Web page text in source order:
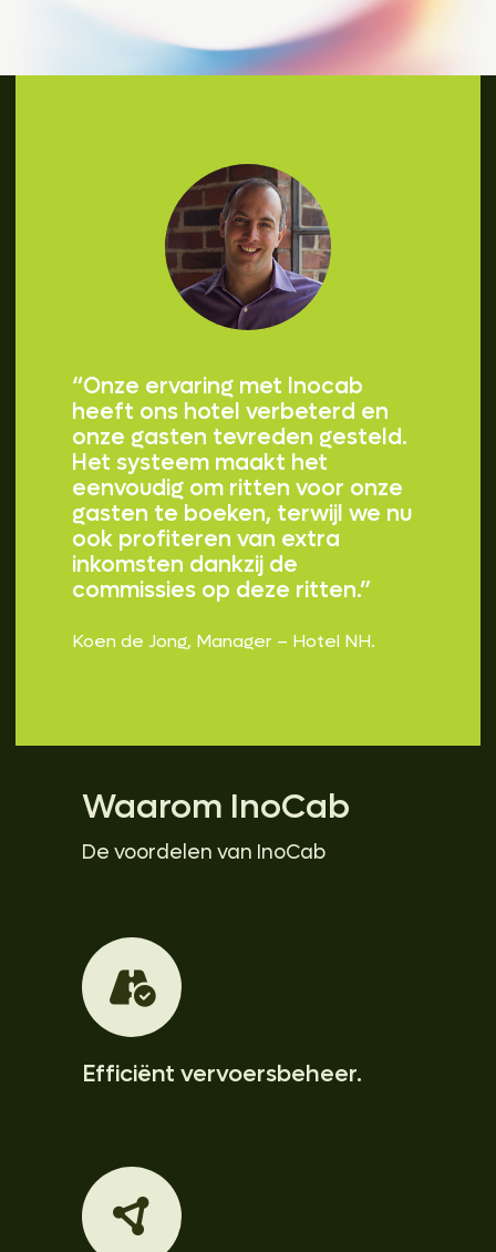
“Onze ervaring met Inocab
heeft ons hotel verbeterd en
onze gasten tevreden gesteld.
Het systeem maakt het
eenvoudig om ritten voor onze
gasten te boeken, terwijl we nu
ook profiteren van extra
inkomsten dankzij de
commissies op deze ritten.”
Koen de Jong, Manager – Hotel NH.
Waarom InoCab
De voordelen van InoCab
Efficiënt vervoersbeheer.